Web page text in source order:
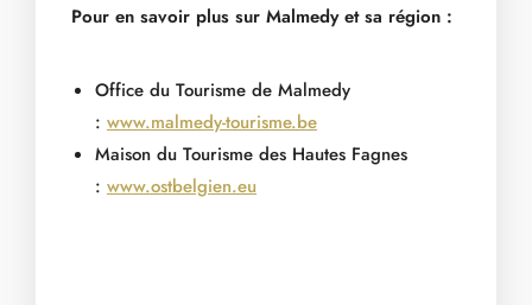
Pour en savoir plus sur Malmedy et sa région :
Office du Tourisme de Malmedy
: www.malmedy-tourisme.be
Maison du Tourisme des Hautes Fagnes
: www.ostbelgien.eu